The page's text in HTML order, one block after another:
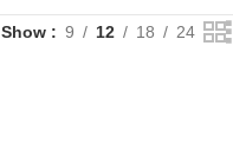
Show 9 12 18 24